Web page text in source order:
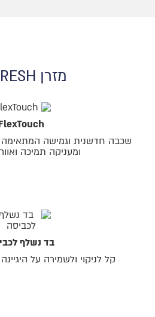
מזרן REFRESH
שכבה חדשנית וגמישה
ומעניקה תמיכה
בד נשלף
קל לניקוי ולשמירה על